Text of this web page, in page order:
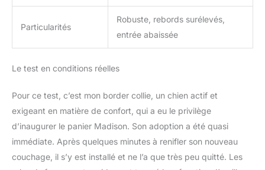
Particularités
Robuste, rebords surélevés,
entrée abaissée
Le test en conditions réelles
Pour ce test, c’est mon border collie, un chien actif et
exigeant en matière de confort, qui a eu le privilège
d’inaugurer le panier Madison. Son adoption a été quasi
immédiate. Après quelques minutes à renifler son nouveau
couchage, il s’y est installé et ne l’a que très peu quitté. Les